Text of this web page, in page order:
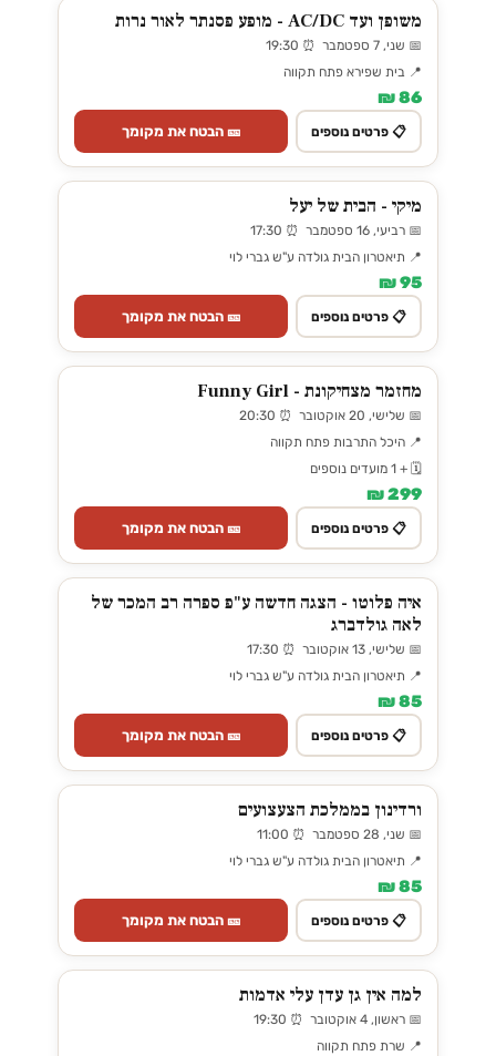
משופן ועד AC/DC - מופע פסנתר לאור נרות
📅 שני, 7 ספטמבר ⏰ 19:30
📍 בית שפירא פתח תקווה
86 ₪
📋 פרטים נוספים 🎫 הבטח את מקומך
מיקי - הבית של יעל
📅 רביעי, 16 ספטמבר ⏰ 17:30
📍 תיאטרון הבית גולדה ע"ש גברי לוי
95 ₪
📋 פרטים נוספים 🎫 הבטח את מקומך
מחזמר מצחיקונת - Funny Girl
📅 שלישי, 20 אוקטובר ⏰ 20:30
📍 היכל התרבות פתח תקווה
🗓️ + 1 מועדים נוספים
299 ₪
📋 פרטים נוספים 🎫 הבטח את מקומך
איה פלוטו - הצגה חדשה ע"פ ספרה רב המכר של
לאה גולדברג
📅 שלישי, 13 אוקטובר ⏰ 17:30
📍 תיאטרון הבית גולדה ע"ש גברי לוי
85 ₪
📋 פרטים נוספים 🎫 הבטח את מקומך
ורדינון בממלכת הצעצועים
📅 שני, 28 ספטמבר ⏰ 11:00
📍 תיאטרון הבית גולדה ע"ש גברי לוי
85 ₪
📋 פרטים נוספים 🎫 הבטח את מקומך
למה אין גן עדן עלי אדמות
📅 ראשון, 4 אוקטובר ⏰ 19:30
📍 שרת פתח תקווה